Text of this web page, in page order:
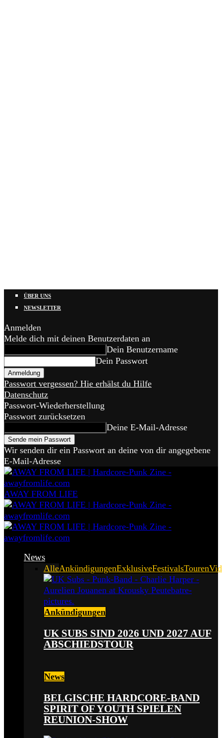
ÜBER UNS
NEWSLETTER
Anmelden
Melde dich mit deinen Benutzerdaten an
Dein Benutzername
Dein Passwort
Passwort vergessen? Hie erhälst du Hilfe
Datenschutz
Passwort-Wiederherstellung
Passwort zurücksetzen
Deine E-Mail-Adresse
Wir senden dir ein Passwort an deine von dir angegebene
E-Mail-Adresse
AWAY FROM LIFE
News
AlleAnkündigungenExklusiveFestivalsTouren
Ankündigungen
UK SUBS SIND 2026 UND 2027 AUF
ABSCHIEDSTOUR
News
BELGISCHE HARDCORE-BAND
SPIRIT OF YOUTH SPIELEN
REUNION-SHOW